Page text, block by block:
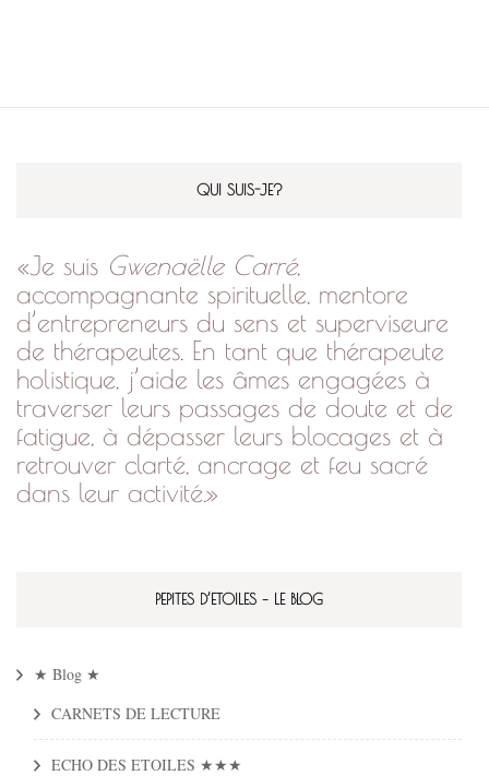
QUI SUIS-JE?
«Je suis Gwenaëlle Carré,
accompagnante spirituelle, mentore
d’entrepreneurs du sens et superviseure
de thérapeutes. En tant que thérapeute
holistique, j’aide les âmes engagées à
traverser leurs passages de doute et de
fatigue, à dépasser leurs blocages et à
retrouver clarté, ancrage et feu sacré
dans leur activité.»
PEPITES D’ETOILES – LE BLOG
★ Blog ★
CARNETS DE LECTURE
ECHO DES ETOILES ★★★